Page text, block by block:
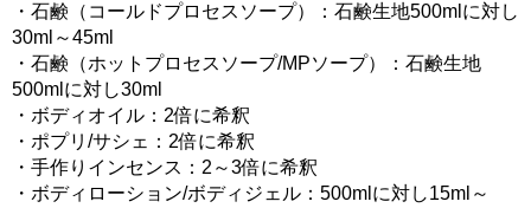
・石鹸（コールドプロセスソープ）：石鹸生地500mlに対し
30ml～45ml
・石鹸（ホットプロセスソープ/MPソープ）：石鹸生地
500mlに対し30ml
・ボディオイル：2倍に希釈
・ポプリ/サシェ：2倍に希釈
・手作りインセンス：2～3倍に希釈
・ボディローション/ボディジェル：500mlに対し15ml～